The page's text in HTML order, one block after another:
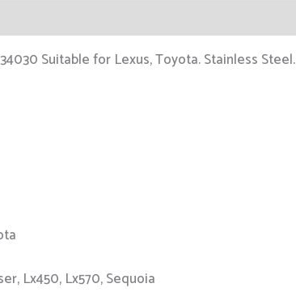
Suitable for Lexus, Toyota. Stainless Steel.
Lx450, Lx570, Sequoia